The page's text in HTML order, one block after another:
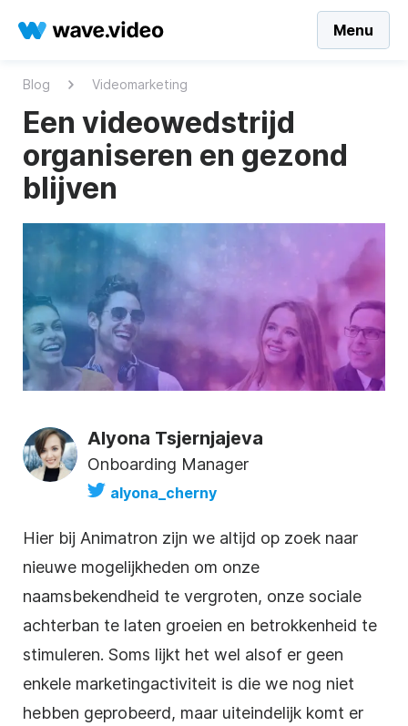
Menu
Blog Videomarketing
Een videowedstrijd
organiseren en gezond
blijven
Alyona Tsjernjajeva
Onboarding Manager
alyona_cherny
Hier bij Animatron zijn we altijd op zoek naar
nieuwe mogelijkheden om onze
naamsbekendheid te vergroten, onze sociale
achterban te laten groeien en betrokkenheid te
stimuleren. Soms lijkt het wel alsof er geen
enkele marketingactiviteit is die we nog niet
hebben geprobeerd, maar uiteindelijk komt er